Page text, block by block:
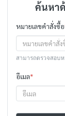
ค้นหา
หมายเลขคำสั่งซื้อ
สามารถตรวจสอบ
อีเมล*